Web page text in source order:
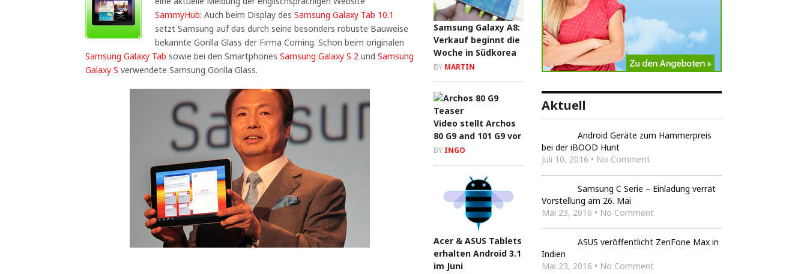
SammyHub: Auch beim Display des Samsung Galaxy Tab 10.1
setzt Samsung auf das durch seine besonders robuste Bauweise
bekannte Gorilla Glass der Firma Corning. Schon beim originalen
Samsung Galaxy Tab sowie bei den Smartphones Samsung Galaxy S 2 und Samsung
Galaxy S verwendete Samsung Gorilla Glass.
Samsung Galaxy A8:
Verkauf beginnt die
Woche in Südkorea
BY MARTIN
Video stellt Archos
80 G9 and 101 G9 vor
BY INGO
Acer & ASUS Tablets
erhalten Android 3.1
im Juni
Aktuell
Android Geräte zum Hammerpreis
bei der iBOOD Hunt
Juli 10, 2016 • No Comment
Samsung C Serie – Einladung verrät
Vorstellung am 26. Mai
Mai 23, 2016 • No Comment
ASUS veröffentlicht ZenFone Max in
Indien
Mai 23, 2016 • No Comment